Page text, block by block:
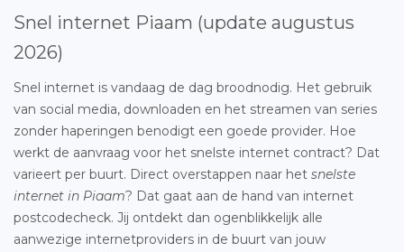
Snel internet Piaam (update augustus
2026)
Snel internet is vandaag de dag broodnodig. Het gebruik
van social media, downloaden en het streamen van series
zonder haperingen benodigt een goede provider. Hoe
werkt de aanvraag voor het snelste internet contract? Dat
varieert per buurt. Direct overstappen naar het snelste
internet in Piaam? Dat gaat aan de hand van internet
postcodecheck. Jij ontdekt dan ogenblikkelijk alle
aanwezige internetproviders in de buurt van jouw